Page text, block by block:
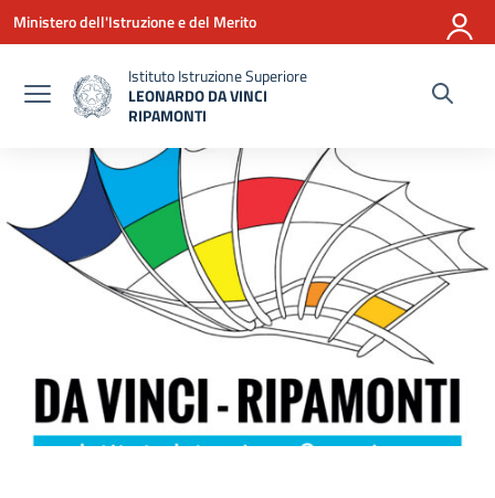
Vai ai contenuti
Vai al menu di navigazione
Vai al footer
Ministero dell'Istruzione e del Merito
Istituto Istruzione Superiore
LEONARDO DA VINCI
RIPAMONTI